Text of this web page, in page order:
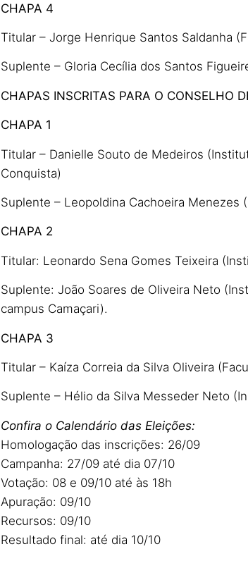
CHAPA 4
Titular – Jorge Henrique Santos Saldanha
Suplente – Gloria Cecília dos Santos
CHAPAS INSCRITAS PARA O CONSELHO
CHAPA 1
Titular – Danielle Souto de Medeiros
Conquista)
Suplente – Leopoldina Cachoeira Menezes
CHAPA 2
Titular: Leonardo Sena Gomes Teixeira
Suplente: João Soares de Oliveira Neto
campus Camaçari).
CHAPA 3
Titular – Kaíza Correia da Silva Oliveira
Suplente – Hélio da Silva Messeder Neto
Confira o Calendário das Eleições:
Homologação das inscrições: 26/09
Campanha: 27/09 até dia 07/10
Votação: 08 e 09/10 até às 18h
Apuração: 09/10
Recursos: 09/10
Resultado final: até dia 10/10